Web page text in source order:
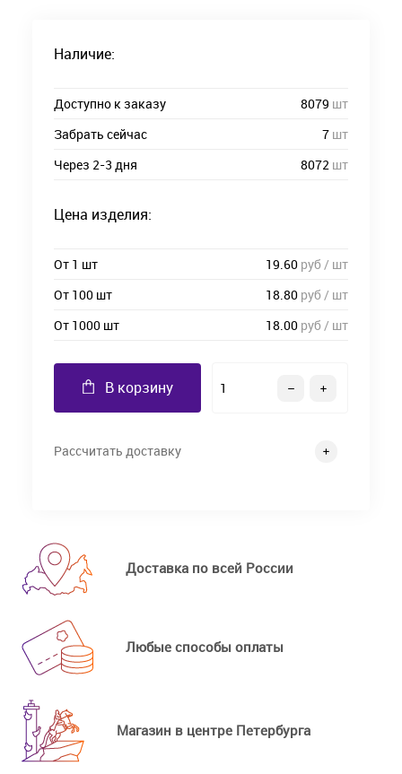
Наличие:
Доступно к заказу 8079 шт
Забрать сейчас
7 шт
Через 2-3 дня
8072 шт
Цена изделия:
От 1 шт 19.60 руб / шт
От 100 шт
18.80 руб / шт
От 1000 шт
18.00 руб / шт
В корзину
Рассчитать доставку
Доставка по всей России
Любые способы оплаты
Магазин в центре Петербурга